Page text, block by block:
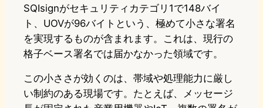
SQIsignがセキュリティカテゴリ1で148バイ
ト、UOVが96バイトという、極めて小さな署名
を実現するものが含まれます。これは、現行の
格子ベース署名では届かなかった領域です。
この小ささが効くのは、帯域や処理能力に厳し
い制約のある現場です。たとえば、メッセージ